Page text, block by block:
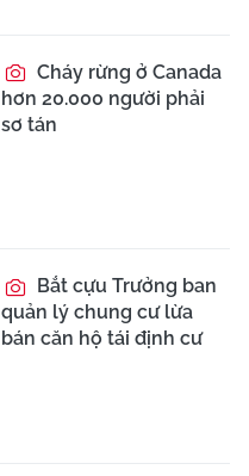
Cháy rừng ở Canada
hơn 20.000 người phải
sơ tán
Bắt cựu Trưởng ban
quản lý chung cư lừa
bán căn hộ tái định cư